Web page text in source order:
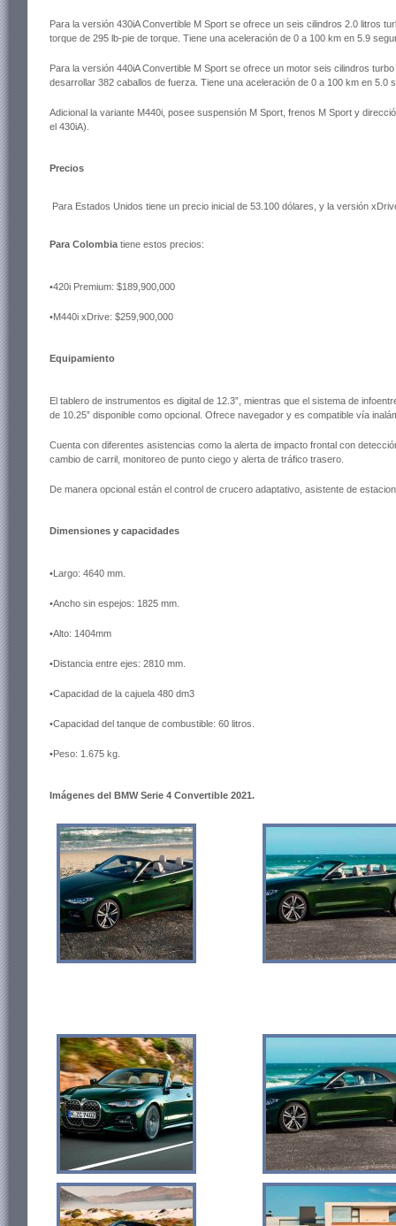
Para la versión 430iA Convertible M Sport se ofrece un seis cilindros 2.0 litros
torque de 295 lb-pie de torque. Tiene una aceleración de 0 a 100 km en 5.9
Para la versión 440iA Convertible M Sport se ofrece un motor seis cilindros
desarrollar 382 caballos de fuerza. Tiene una aceleración de 0 a 100 km en 5.0
Adicional la variante M440i, posee suspensión M Sport, frenos M Sport y
el 430iA).
Precios
Para Estados Unidos tiene un precio inicial de 53.100 dólares, y la versión
Para Colombia tiene estos precios:
•420i Premium: $189,900,000
•M440i xDrive: $259,900,000
Equipamiento
El tablero de instrumentos es digital de 12.3”, mientras que el sistema de
de 10.25” disponible como opcional. Ofrece navegador y es compatible vía
Cuenta con diferentes asistencias como la alerta de impacto frontal con
cambio de carril, monitoreo de punto ciego y alerta de tráfico trasero.
De manera opcional están el control de crucero adaptativo, asistente de
Dimensiones y capacidades
•Largo: 4640 mm.
•Ancho sin espejos: 1825 mm.
•Alto: 1404mm
•Distancia entre ejes: 2810 mm.
•Capacidad de la cajuela 480 dm3
•Capacidad del tanque de combustible: 60 litros.
•Peso: 1.675 kg.
Imágenes del BMW Serie 4 Convertible 2021.